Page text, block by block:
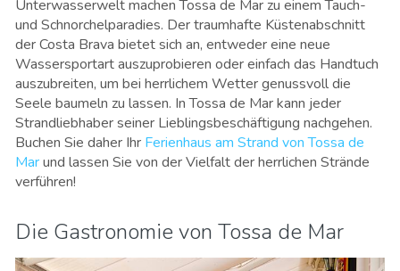
Unterwasserwelt machen Tossa de Mar zu einem Tauch-
und Schnorchelparadies. Der traumhafte Küstenabschnitt
der Costa Brava bietet sich an, entweder eine neue
Wassersportart auszuprobieren oder einfach das Handtuch
auszubreiten, um bei herrlichem Wetter genussvoll die
Seele baumeln zu lassen. In Tossa de Mar kann jeder
Strandliebhaber seiner Lieblingsbeschäftigung nachgehen.
Buchen Sie daher Ihr Ferienhaus am Strand von Tossa de
Marund lassen Sie von der Vielfalt der herrlichen Strände
verführen!
Die Gastronomie von Tossa de Mar